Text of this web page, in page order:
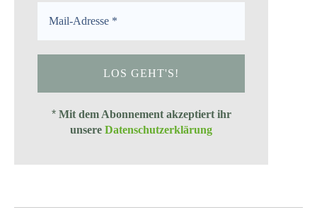
* Mit dem Abonnement akzeptiert ihr
unsereDatenschutzerklärung